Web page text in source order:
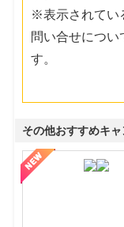
※表示されてい
問い合せについ
す。
その他おすすめキ